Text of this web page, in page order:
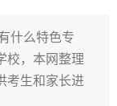
什么特色专
校，本网整理
考生和家长进